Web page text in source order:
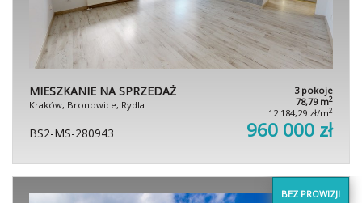
MIESZKANIE NA SPRZEDAŻ
Kraków, Bronowice, Rydla
3 pokoje
78,79 m2
12 184,29 zł/m2
BS2-MS-280943 960 000 zł
BEZ PROWIZJI